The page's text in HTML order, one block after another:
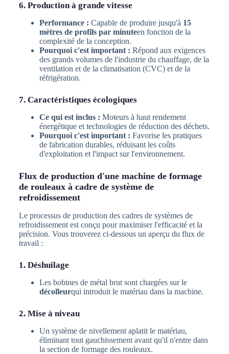
6. Production à grande vitesse
Performance : Capable de produire jusqu'à 15
mètres de profils par minuteen fonction de la
complexité de la conception.
Pourquoi c'est important : Répond aux exigences
des grands volumes de l'industrie du chauffage, de la
ventilation et de la climatisation (CVC) et de la
réfrigération.
7. Caractéristiques écologiques
Ce qui est inclus : Moteurs à haut rendement
énergétique et technologies de réduction des déchets.
Pourquoi c'est important : Favorise les pratiques
de fabrication durables, réduisant les coûts
d'exploitation et l'impact sur l'environnement.
Flux de production d'une machine de formage
de rouleaux à cadre de système de
refroidissement
Le processus de production des cadres de systèmes de
refroidissement est conçu pour maximiser l'efficacité et la
précision. Vous trouverez ci-dessous un aperçu du flux de
travail :
1. Déshuilage
Les bobines de métal brut sont chargées sur le
décolleurqui introduit le matériau dans la machine.
2. Mise à niveau
Un système de nivellement aplatit le matériau,
éliminant tout gauchissement avant qu'il n'entre dans
la section de formage des rouleaux.